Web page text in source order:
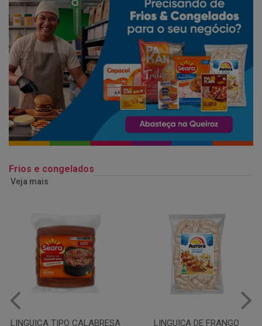
Frios e congelados
Veja mais
LINGUIÇA DE FRANGO QUEIJO MUSSARELA